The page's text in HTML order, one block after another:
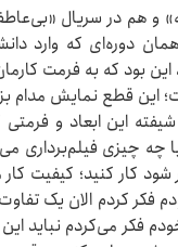
و هم در سریال
دوره‌ای که وارد
این بود که به فرمت
و... است؛ این قطع
این ابعاد و فرمتی
چیزی فیلم‌برداری
شود کار ‌کنید؛ کیفیت
فکر کردم الان یک
فکر می‌کردم نباید